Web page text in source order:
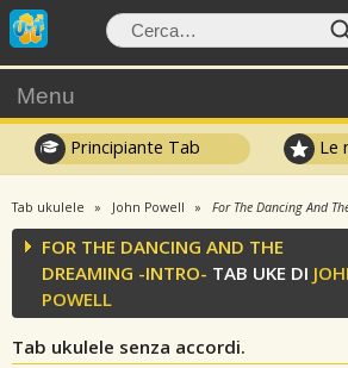
Menu
Principiante Tab Le
Tab ukulele John Powell For The Dancing And
FOR THE DANCING AND THE
DREAMING -INTRO- TAB UKE DI
POWELL
Tab ukulele senza accordi.